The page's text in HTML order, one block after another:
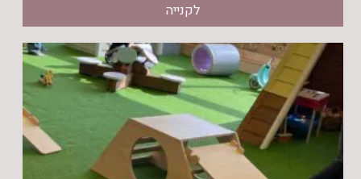
⁦₪550.00⁩
עד
⁦₪650.00⁩
לקנייה